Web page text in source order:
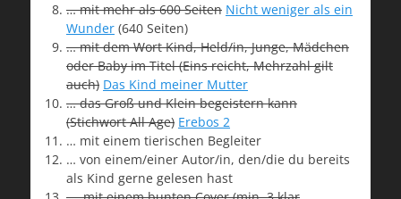
… mit mehr als 600 Seiten Nicht weniger als ein
Wunder (640 Seiten)
… mit dem Wort Kind, Held/in, Junge, Mädchen
oder Baby im Titel (Eins reicht, Mehrzahl gilt
auch) Das Kind meiner Mutter
… das Groß und Klein begeistern kann
(Stichwort All Age) Erebos 2
… mit einem tierischen Begleiter
… von einem/einer Autor/in, den/die du bereits
als Kind gerne gelesen hast